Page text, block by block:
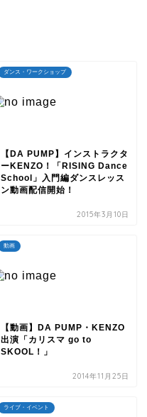
ダンス・ワークショップ
【DA PUMP】インストラクタ
ーKENZO！「RISING Dance
School」入門編ダンスレッス
ン動画配信開始！
2015年3月10日
動画
【動画】DA PUMP・KENZO
出演「カリスマ go to
SKOOL！」
2014年11月25日
ライブ・イベント